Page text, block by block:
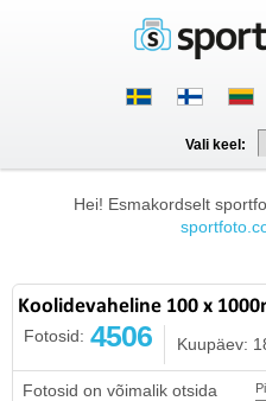
Vali keel:
Hei! Esmakordselt
Koolidevaheline 100 x
Fotosid: 4506 Kuupäev:
Fotosid on võimalik otsida